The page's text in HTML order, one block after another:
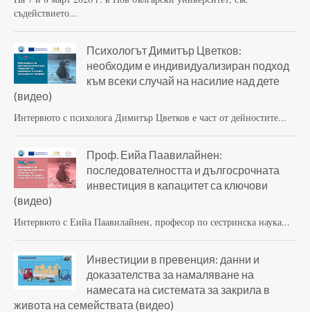
съдействието...
Психологът Димитър Цветков:
необходим е индивидуализиран подход
към всеки случай на насилие над дете
(видео)
Интервюто с психолога Димитър Цветков е част от дейностите...
Проф. Еийа Паавилайнен:
последователността и дългосрочната
инвестиция в капацитет са ключови
(видео)
Интервюто с Еийа Паавилайнен, професор по сестринска наука...
Инвестиции в превенция: данни и
доказателства за намаляване на
намесата на системата за закрила в
живота на семействата (видео)